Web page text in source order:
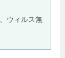
ウィルス無